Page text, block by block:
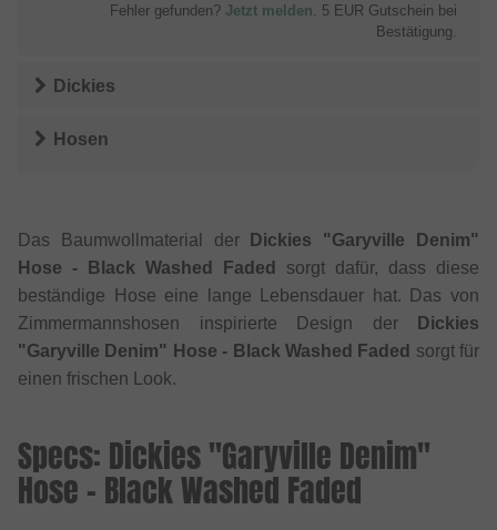
Fehler gefunden? Jetzt melden . 5 EUR Gutschein bei
Bestätigung.
Dickies
Hosen
Das Baumwollmaterial der
Dickies "Garyville Denim"
Hose - Black Washed Faded
sorgt dafür, dass diese
beständige Hose eine lange Lebensdauer hat. Das von
Zimmermannshosen inspirierte Design der
Dickies
"Garyville Denim" Hose - Black Washed Faded sorgt für
einen frischen Look.
Specs: Dickies "Garyville Denim"
Hose - Black Washed Faded